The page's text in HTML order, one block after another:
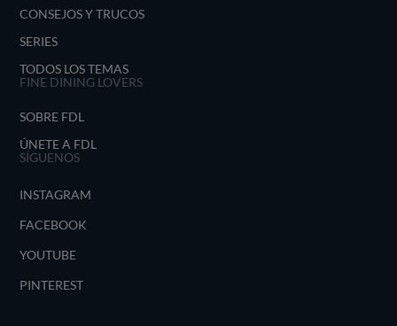
CONSEJOS Y TRUCOS
SERIES
TODOS LOS TEMAS
FINE DINING LOVERS
SOBRE FDL
ÚNETE A FDL
SÍGUENOS
INSTAGRAM
FACEBOOK
YOUTUBE
PINTEREST